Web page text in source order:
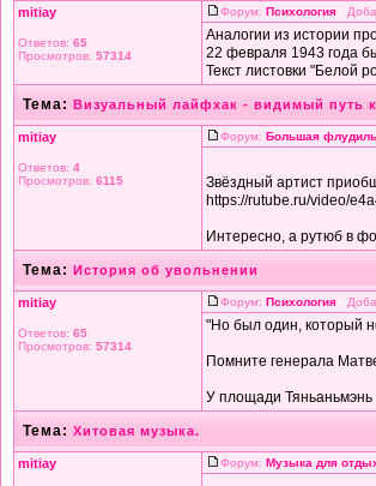
mitiay
Ответов: 65
Просмотров: 57314
Форум: Психология
Аналогии из истории
22 февраля 1943 года
Текст листовки "Белой
Тема: Визуальный лайфхак - видимый путь
mitiay
Ответов: 4
Просмотров: 6115
Форум: Большая
Звёздный артист
https://rutube.ru/video/
Интересно, а рутюб в
Тема: История об увольнении
mitiay
Ответов: 65
Просмотров: 57314
Форум: Психология
"Но был один, который
Помните генерала
У площади Тяньаньмэнь
Тема: Хитовая музыка.
mitiay Форум: Музыка для